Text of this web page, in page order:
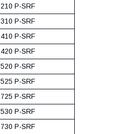
P-SRF
P-SRF
P-SRF
P-SRF
P-SRF
P-SRF
P-SRF
P-SRF
P-SRF